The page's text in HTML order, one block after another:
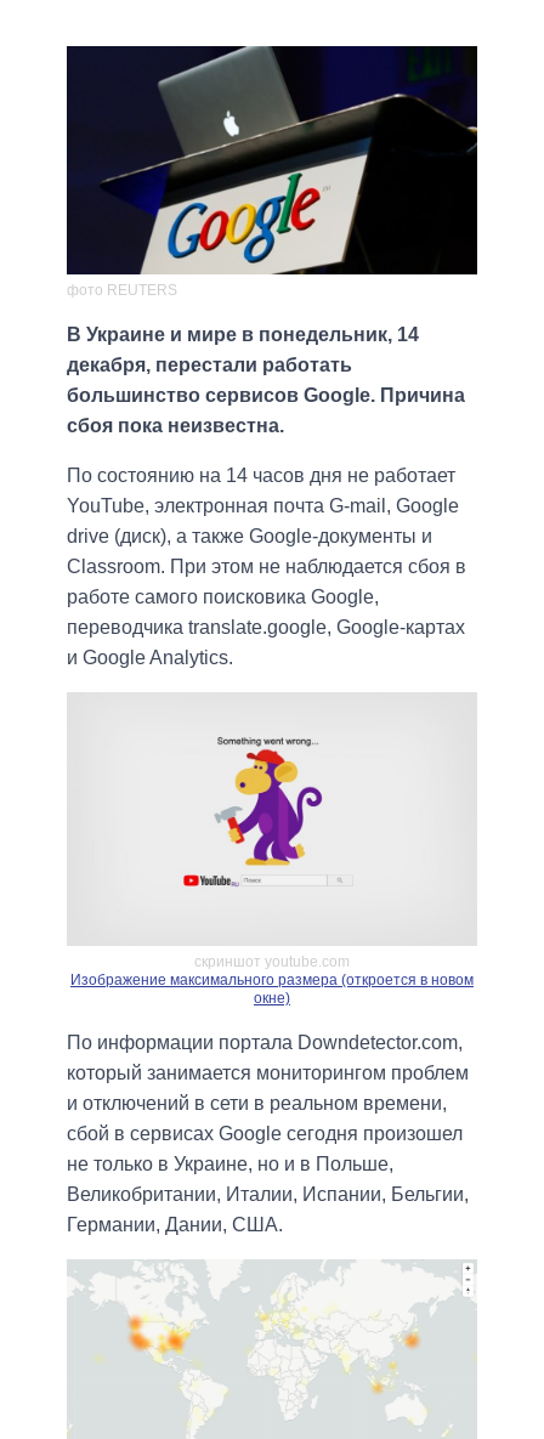
фото REUTERS
В Украине и мире в понедельник, 14
декабря, перестали работать
большинство сервисов Google. Причина
сбоя пока неизвестна.
По состоянию на 14 часов дня не работает
YouTube, электронная почта G-mail, Google
drive (диск), а также Google-документы и
Classroom. При этом не наблюдается сбоя в
работе самого поисковика Google,
переводчика translate.google, Google-картах
и Google Analytics.
скриншот youtube.com
Изображение максимального размера (откроется в новом
окне)
По информации портала Downdetector.com,
который занимается мониторингом проблем
и отключений в сети в реальном времени,
сбой в сервисах Google сегодня произошел
не только в Украине, но и в Польше,
Великобритании, Италии, Испании, Бельгии,
Германии, Дании, США.